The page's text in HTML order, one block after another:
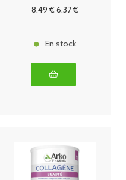
8.49€6.37€
En stock